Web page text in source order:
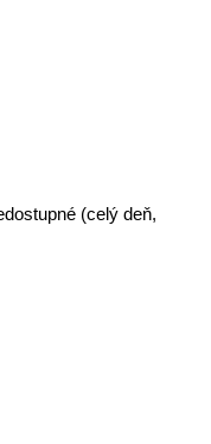
(celý deň,